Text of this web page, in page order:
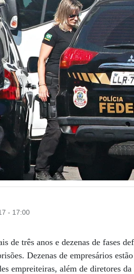
- 17:00
de três anos e dezenas de fases
Dezenas de empresários
empreiteiras, além de diretores